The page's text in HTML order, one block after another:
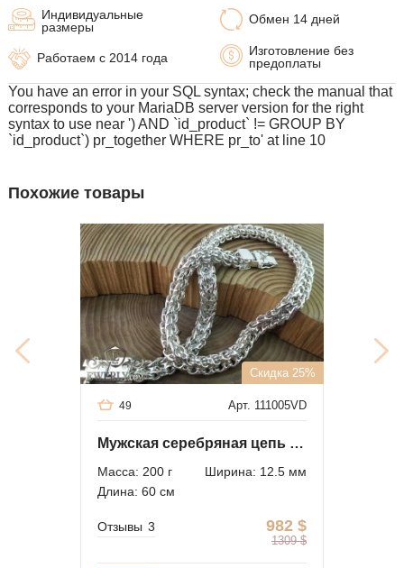
Обмен 14 дней
Изготовление без
предоплаты
Индивидуальные
размеры
Работаем с 2014 года
You have an error in your SQL syntax; check the manual that
corresponds to your MariaDB server version for the right
syntax to use near ') AND `id_product` != GROUP BY
`id_product`) pr_together WHERE pr_to' at line 10
Похожие товары
Скидка 25%
Арт. 111005VD
49
Мужская серебряная цепь "Двойной ручей" 200 грамм
Масса: 200 г
Ширина: 12.5 мм
Длина: 60 см
982 $
1309 $
Отзывы 3